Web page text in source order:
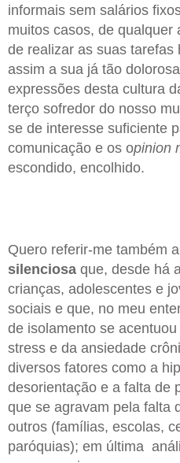
informais sem salários
muitos casos, de qualquer
de realizar as suas tarefas
assim a sua já tão
expressões desta cultura
terço sofredor do nosso
se de interesse suficiente
comunicação e os opinion
escondido, encolhido.
Quero referir-me também
silenciosa que, desde há
crianças, adolescentes e
sociais e que, no meu
de isolamento se
stress e da ansiedade
diversos fatores como a
desorientação e a falta de
que se agravam pela falta
outros (famílias, escolas,
paróquias); em última